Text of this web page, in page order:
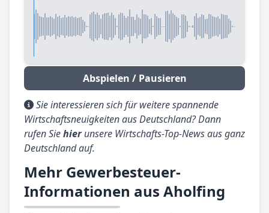
Abspielen / Pausieren
Sie interessieren sich für weitere spannende
Wirtschaftsneuigkeiten aus Deutschland? Dann
rufen Siehierunsere Wirtschafts-Top-News aus ganz
Deutschland auf.
Mehr Gewerbesteuer-
Informationen aus Aholfing